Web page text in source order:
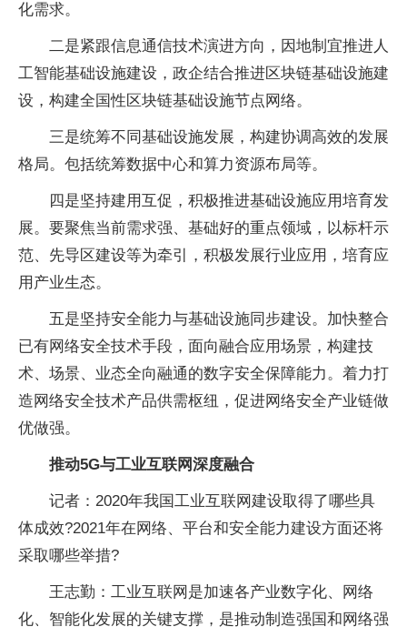
化需求。
二是紧跟信息通信技术演进方向，因地制宜推进人
工智能基础设施建设，政企结合推进区块链基础设施建
设，构建全国性区块链基础设施节点网络。
三是统筹不同基础设施发展，构建协调高效的发展
格局。包括统筹数据中心和算力资源布局等。
四是坚持建用互促，积极推进基础设施应用培育发
展。要聚焦当前需求强、基础好的重点领域，以标杆示
范、先导区建设等为牵引，积极发展行业应用，培育应
用产业生态。
五是坚持安全能力与基础设施同步建设。加快整合
已有网络安全技术手段，面向融合应用场景，构建技
术、场景、业态全向融通的数字安全保障能力。着力打
造网络安全技术产品供需枢纽，促进网络安全产业链做
优做强。
推动5G与工业互联网深度融合
记者：2020年我国工业互联网建设取得了哪些具
体成效?2021年在网络、平台和安全能力建设方面还将
采取哪些举措?
王志勤：工业互联网是加速各产业数字化、网络
化、智能化发展的关键支撑，是推动制造强国和网络强